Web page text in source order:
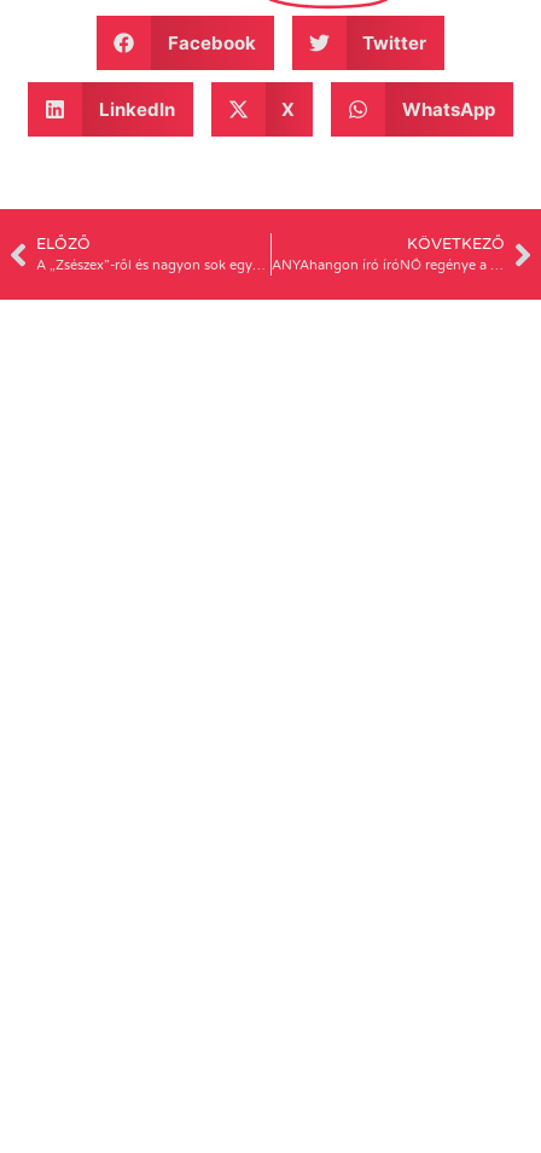
Facebook Twitter
LinkedIn X WhatsApp
ELŐZŐ
A „Zsészex”-ről és nagyon sok egyébről…
KÖVETKEZŐ
ANYAhangon író íróNŐ regénye a NŐI tapasztalatokról – beszámoló Lovas Nagy Anna: Verazélet c. könyvének bemutatójáról